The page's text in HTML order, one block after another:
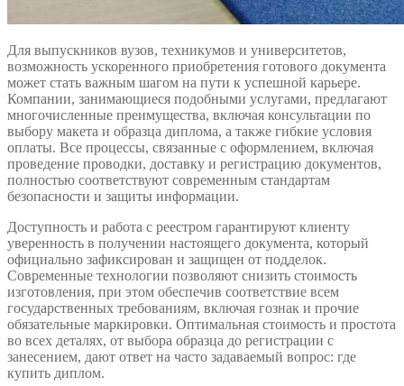
Для выпускников вузов, техникумов и университетов,
возможность ускоренного приобретения готового документа
может стать важным шагом на пути к успешной карьере.
Компании, занимающиеся подобными услугами, предлагают
многочисленные преимущества, включая консультации по
выбору макета и образца диплома, а также гибкие условия
оплаты. Все процессы, связанные с оформлением, включая
проведение проводки, доставку и регистрацию документов,
полностью соответствуют современным стандартам
безопасности и защиты информации.
Доступность и работа с реестром гарантируют клиенту
уверенность в получении настоящего документа, который
официально зафиксирован и защищен от подделок.
Современные технологии позволяют снизить стоимость
изготовления, при этом обеспечив соответствие всем
государственных требованиям, включая гознак и прочие
обязательные маркировки. Оптимальная стоимость и простота
во всех деталях, от выбора образца до регистрации с
занесением, дают ответ на часто задаваемый вопрос: где
купить диплом.